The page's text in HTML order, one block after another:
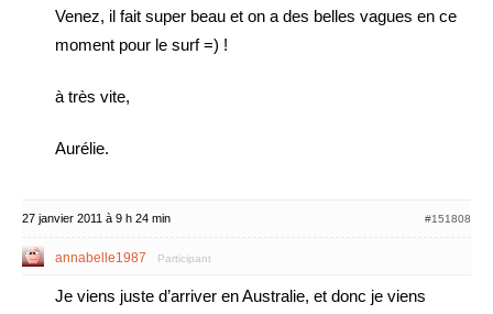
Venez, il fait super beau et on a des belles vagues en ce
moment pour le surf =) !
à très vite,
Aurélie.
27 janvier 2011 à 9 h 24 min #151808
annabelle1987 Participant
Je viens juste d’arriver en Australie, et donc je viens